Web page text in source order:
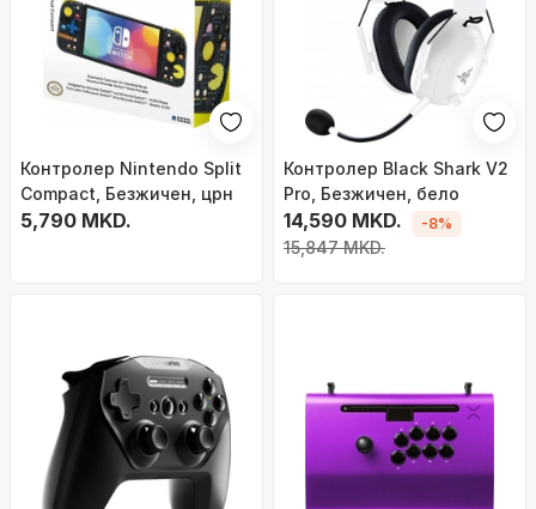
Контролер Nintendo Split
Compact, Безжичен, црн
5,790 MKD.
Контролер Black Shark V2
Pro, Безжичен, бело
14,590 MKD.
15,847 MKD.
-8%